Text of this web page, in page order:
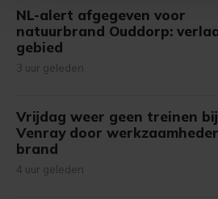
Met cookies werkt onze website
bezoek makkelijker en
onze cookiepagina kun je ons
gemaakte keuze altijd wijzigen of
NL-alert afgegeven voor
natuurbrand Ouddorp:
gebied
3 uur geleden
Vrijdag weer geen treinen bij
Venray door
brand
4 uur geleden